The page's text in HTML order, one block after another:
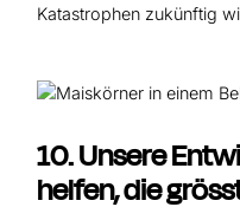
Katastrophen zukünftig
10. Unsere
helfen, die